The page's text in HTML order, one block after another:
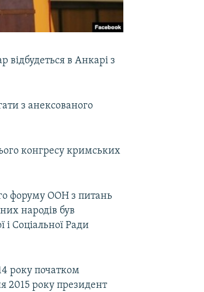
в Анкарі з
з анексованого
конгресу кримських
форуму ООН з питань
народів був
Соціальної Ради
року початком
2015 року президент